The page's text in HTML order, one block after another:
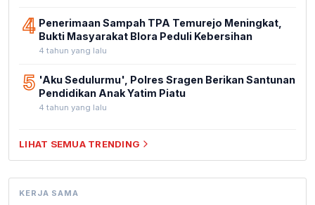
4 Penerimaan Sampah TPA Temurejo Meningkat,
Bukti Masyarakat Blora Peduli Kebersihan
4 tahun yang lalu
5 'Aku Sedulurmu', Polres Sragen Berikan Santunan
Pendidikan Anak Yatim Piatu
4 tahun yang lalu
LIHAT SEMUA TRENDING
KERJA SAMA